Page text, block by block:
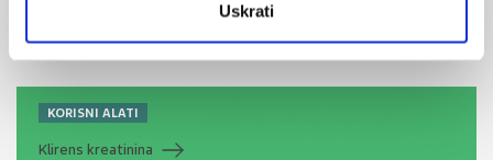
Uskrati
KORISNI ALATI
Klirens kreatinina